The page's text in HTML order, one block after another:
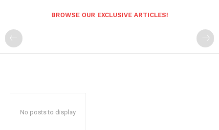
BROWSE OUR EXCLUSIVE ARTICLES!
No posts to display